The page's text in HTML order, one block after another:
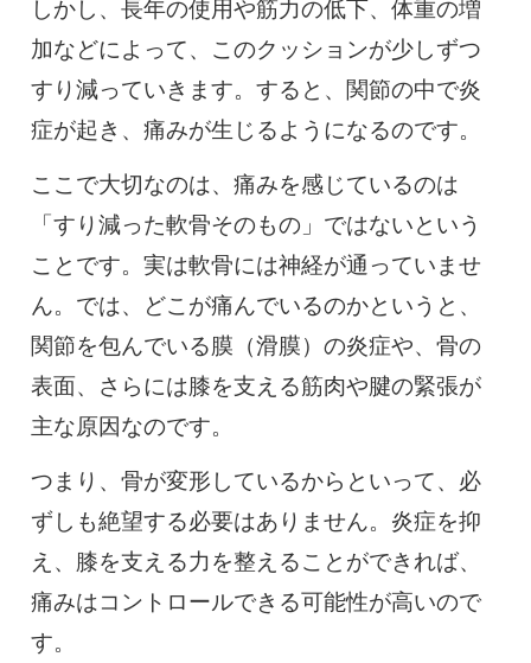
しかし、長年の使用や筋力の低下、体重の増
加などによって、このクッションが少しずつ
すり減っていきます。すると、関節の中で炎
症が起き、痛みが生じるようになるのです。
ここで大切なのは、痛みを感じているのは
「すり減った軟骨そのもの」ではないという
ことです。実は軟骨には神経が通っていませ
ん。では、どこが痛んでいるのかというと、
関節を包んでいる膜（滑膜）の炎症や、骨の
表面、さらには膝を支える筋肉や腱の緊張が
主な原因なのです。
つまり、骨が変形しているからといって、必
ずしも絶望する必要はありません。炎症を抑
え、膝を支える力を整えることができれば、
痛みはコントロールできる可能性が高いので
す。